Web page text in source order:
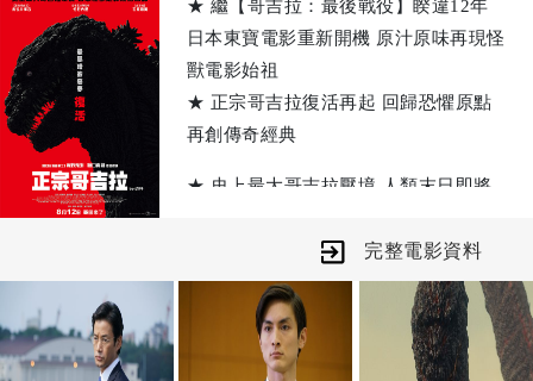
★ 繼【哥吉拉：最後戰役】睽違12年
日本東寶電影重新開機 原汁原味再現怪
獸電影始祖
★ 正宗哥吉拉復活再起 回歸恐懼原點
再創傳奇經典
★ 史上最大哥吉拉壓境 人類末日即將
★ 【新世紀福音戰士】系列導演庵野秀
明 x 【進擊的巨人】導演樋口真嗣 精
心打造全新力作
完整電影資料